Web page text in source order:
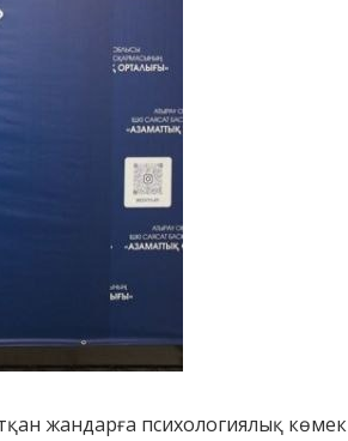
жандарға психологиялық көмек